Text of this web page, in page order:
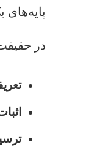
پایه‌های
در